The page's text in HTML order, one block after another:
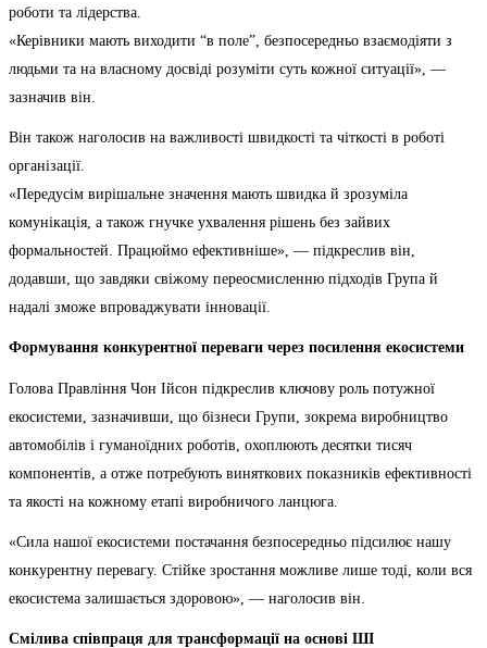
роботи та лідерства.
«Керівники мають виходити “в поле”, безпосередньо взаємодіяти з
людьми та на власному досвіді розуміти суть кожної ситуації», —
зазначив він.
Він також наголосив на важливості швидкості та чіткості в роботі
організації.
«Передусім вирішальне значення мають швидка й зрозуміла
комунікація, а також гнучке ухвалення рішень без зайвих
формальностей. Працюймо ефективніше», — підкреслив він,
додавши, що завдяки свіжому переосмисленню підходів Група й
надалі зможе впроваджувати інновації.
Формування конкурентної переваги через посилення екосистеми
Голова Правління Чон Ійсон підкреслив ключову роль потужної
екосистеми, зазначивши, що бізнеси Групи, зокрема виробництво
автомобілів і гуманоїдних роботів, охоплюють десятки тисяч
компонентів, а отже потребують виняткових показників ефективності
та якості на кожному етапі виробничого ланцюга.
«Сила нашої екосистеми постачання безпосередньо підсилює нашу
конкурентну перевагу. Стійке зростання можливе лише тоді, коли вся
екосистема залишається здоровою», — наголосив він.
Смілива співпраця для трансформації на основі ШІ